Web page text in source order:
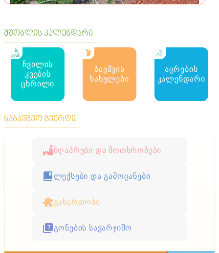
ტენდენციები
რით შეიძლება ჩაანაცვლოთ მოსაპირკეთებელი
ფილები აგარაკზე
მშობლის კალენდარი
ჩვილის
კვების
ცხრილი
ბავშვის
სახელები
აცრების
კალენდარი
საბავშვო გვერდი
ზღაპრები და მოთხრობები
ლექსები და გამოცანები
გასართობი
გონების სავარჯიშო